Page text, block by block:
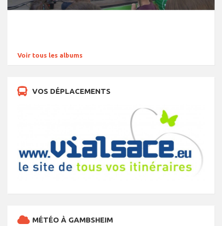
Voir tous les albums
VOS DÉPLACEMENTS
MÉTÉO À GAMBSHEIM